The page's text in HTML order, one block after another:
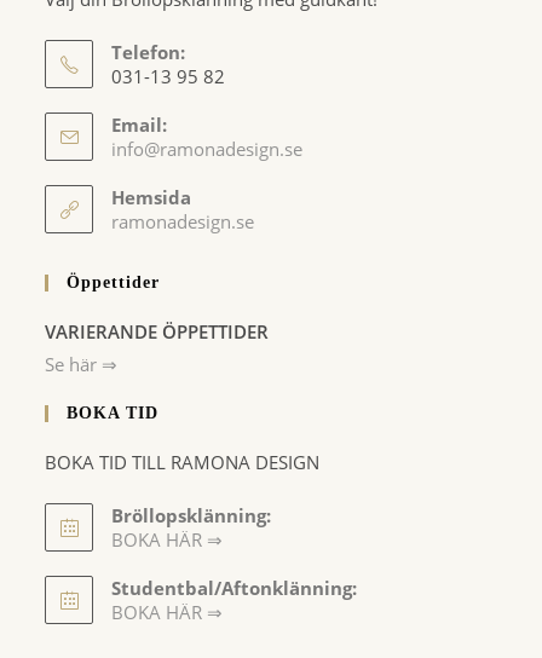
Telefon:
031-13 95 82
Email:
info@ramonadesign.seOpens
Hemsida
ramonadesign.se
Öppettider
VARIERANDE ÖPPETTIDER
Se här ⇒
BOKA TID
BOKA TID TILL RAMONA DESIGN
Bröllopsklänning:
BOKA HÄR ⇒
in
a
Studentbal/Aftonklänning:
BOKA HÄR ⇒